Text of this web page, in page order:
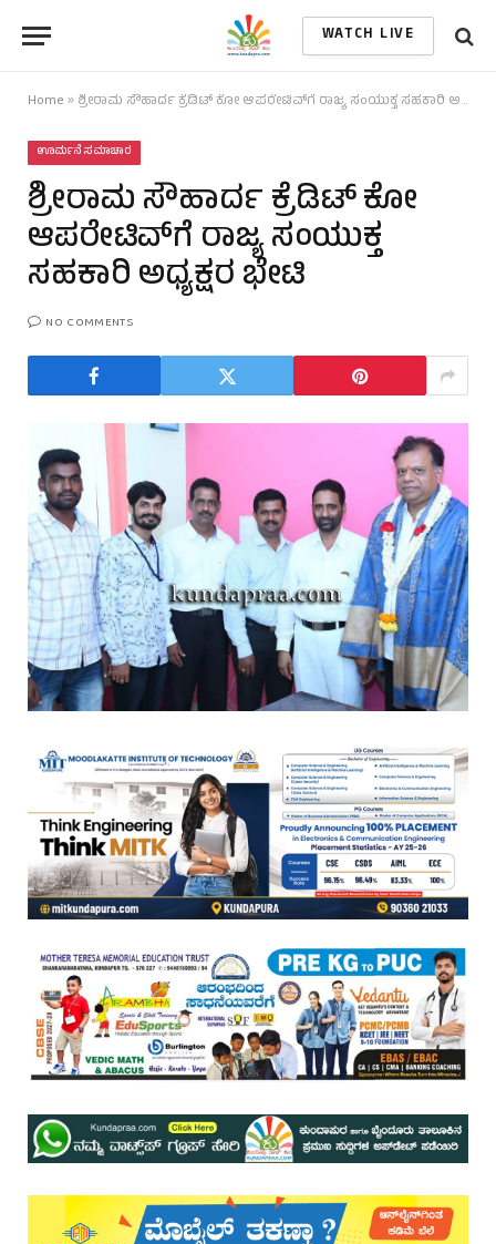
WATCH LIVE
Home » ಶ್ರೀರಾಮ ಸೌಹಾರ್ದ ಕ್ರೆಡಿಟ್ ಕೋ ಆಪರೇಟಿವ್‌ಗೆ ರಾಜ್ಯ ಸಂಯುಕ್ತ ಸಹಕಾರಿ ಅಧ್ಯಕ್ಷರ ಭೇಟಿ
ಊರ್ಮನೆ ಸಮಾಚಾರ
ಶ್ರೀರಾಮ ಸೌಹಾರ್ದ ಕ್ರೆಡಿಟ್ ಕೋ
ಆಪರೇಟಿವ್‌ಗೆ ರಾಜ್ಯ ಸಂಯುಕ್ತ
ಸಹಕಾರಿ ಅಧ್ಯಕ್ಷರ ಭೇಟಿ
NO COMMENTS